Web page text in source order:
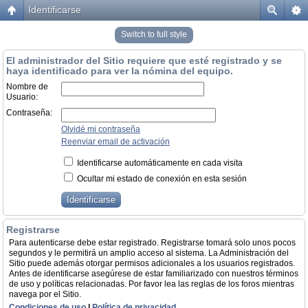
Identificarse
Switch to full style
El administrador del Sitio requiere que esté registrado y se
haya identificado para ver la nómina del equipo.
Nombre de
Usuario:
Contraseña:
Olvidé mi contraseña
Reenviar email de activación
Identificarse automáticamente en cada visita
Ocultar mi estado de conexión en esta sesión
Registrarse
Para autenticarse debe estar registrado. Registrarse tomará solo unos pocos
segundos y le permitirá un amplio acceso al sistema. La Administración del
Sitio puede además otorgar permisos adicionales a los usuarios registrados.
Antes de identificarse asegúrese de estar familiarizado con nuestros términos
de uso y políticas relacionadas. Por favor lea las reglas de los foros mientras
navega por el Sitio.